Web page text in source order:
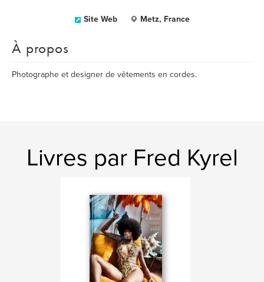
Site Web Metz, France
À propos
Photographe et designer de vêtements en cordes.
Livres par Fred Kyrel